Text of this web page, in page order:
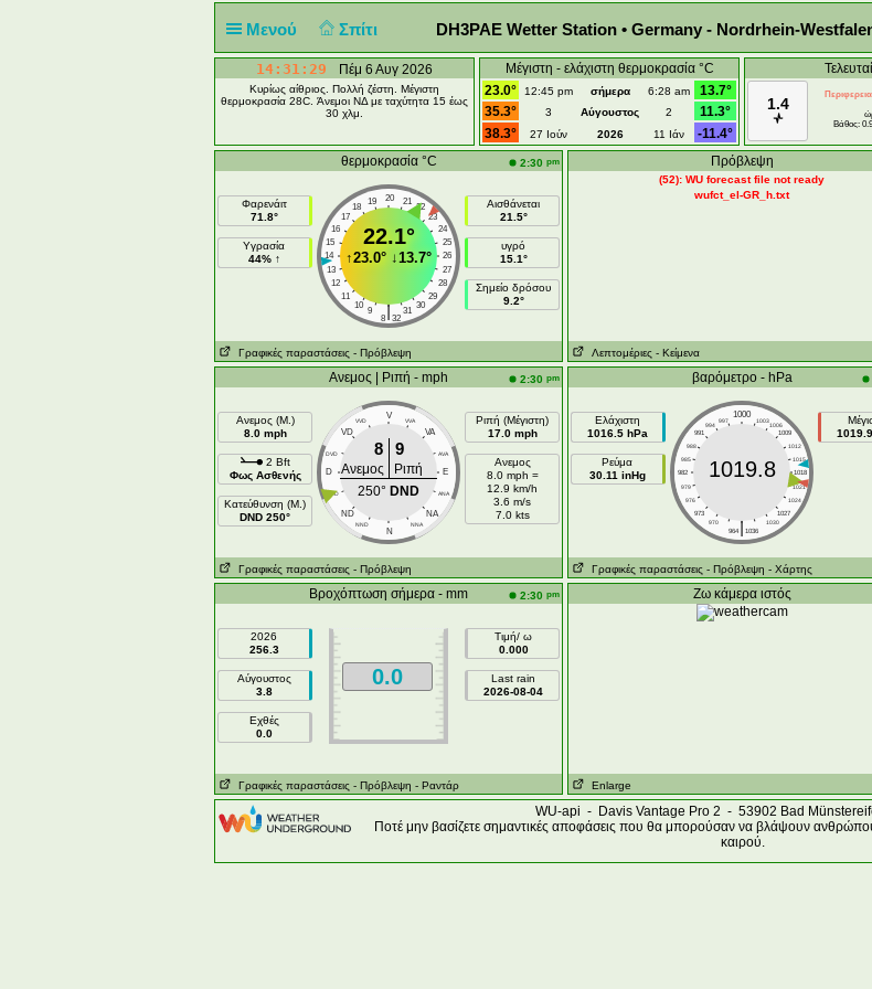
Μενού Σπίτι DH3PAE Wetter Station • Germany - Nordrhein-
14:31:29 Πέμ 6 Αυγ 2026
Κυρίως αίθριος. Πολλή ζέστη. Μέγιστη
θερμοκρασία 28C. Άνεμοι ΝΔ με ταχύτητα 15 έως
30 χλμ.
Μέγιστη - ελάχιστη θερμοκρασία °C
23.0°
12:45 pm σήμερα 6:28 am
13.7°
35.3°
3 Αύγουστος 2
11.3°
38.3°
27 Ιούν 2026 11 Ιάν -11.4°
1.4
Βάθος:
θερμοκρασία °C
2:30 pm
Φαρενάιτ
71.8°
Υγρασία
44% ↑
20
19 21
18
22
17
23
16
24
15
25
14
26
13
27
12
28
11
29
10
30
9 31
|
8 32
22.1°
↑23.0° ↓13.7°
Αισθάνεται
21.5°
υγρό
15.1°
Σημείο δρόσου
9.2°
Γραφικές παραστάσεις - Πρόβλεψη
Πρόβλεψη
(52): WU forecast file not ready
wufct_el-GR_h.txt
Λεπτομέριες - Κείμενα
Ανεμος | Ριπή - mph 2:30 pm
Ανεμος (Μ.)
8.0 mph
2 Bft
Φως Ασθενής
Κατεύθυνση (Μ.)
DND 250°
V
VVD VVA
VD VA
DVD AVA
D E
DND ANA
ND NA
NND NNA
N
8 9
Ανεμος
Ριπή
250° DND
Ριπή (Μέγιστη)
17.0 mph
Ανεμος
8.0 mph =
12.9 km/h
3.6 m/s
7.0 kts
Γραφικές παραστάσεις - Πρόβλεψη
βαρόμετρο - hPa
Ελάχιστη
1016.5 hPa
Ρεύμα
30.11 inHg
1000
997 1003
994
1006
991
1009
988
1012
985
1015
982
1018
979
1021
976
1024
973
1027
970
1030
|
964 1036
1019.8
Γραφικές παραστάσεις - Πρόβλεψη - Χάρτης
Βροχόπτωση σήμερα - mm 2:30 pm
2026
256.3
Αύγουστος
3.8
Εχθές
0.0
0.0
Τιμή/ ω
0.000
Last rain
2026-08-04
Γραφικές παραστάσεις - Πρόβλεψη - Ραντάρ
Ζω κάμερα ιστός
Enlarge
WU-api - Davis Vantage Pro 2 - 53902 Bad
Ποτέ μην βασίζετε σημαντικές αποφάσεις που θα μπορούσαν να βλάψουν
καιρού.